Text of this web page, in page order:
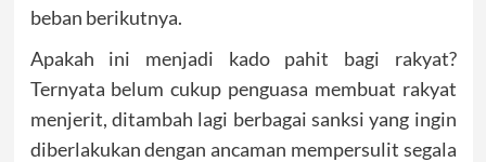
beban berikutnya.
Apakah ini menjadi kado pahit bagi rakyat?
Ternyata belum cukup penguasa membuat rakyat
menjerit, ditambah lagi berbagai sanksi yang ingin
diberlakukan dengan ancaman mempersulit segala